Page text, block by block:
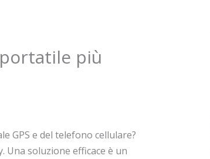
più
GPS e del telefono cellulare?
Una soluzione efficace è un